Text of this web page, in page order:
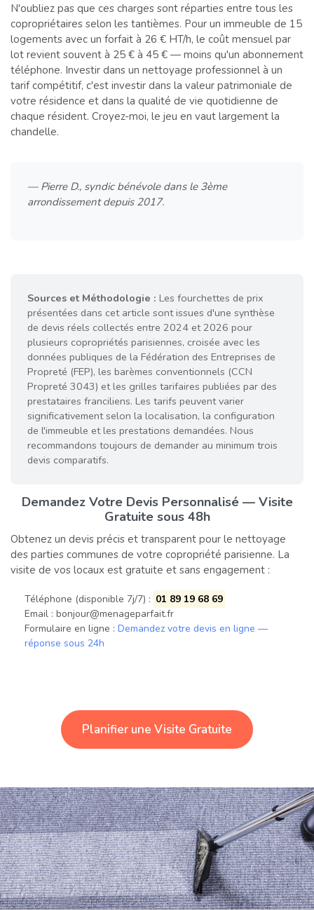
N'oubliez pas que ces charges sont réparties entre tous les
copropriétaires selon les tantièmes. Pour un immeuble de 15
logements avec un forfait à 26 € HT/h, le coût mensuel par
lot revient souvent à 25 € à 45 € — moins qu'un abonnement
téléphone. Investir dans un nettoyage professionnel à un
tarif compétitif, c'est investir dans la valeur patrimoniale de
votre résidence et dans la qualité de vie quotidienne de
chaque résident. Croyez-moi, le jeu en vaut largement la
chandelle.
— Pierre D., syndic bénévole dans le 3ème
arrondissement depuis 2017.
Sources et Méthodologie : Les fourchettes de prix
présentées dans cet article sont issues d'une synthèse
de devis réels collectés entre 2024 et 2026 pour
plusieurs copropriétés parisiennes, croisée avec les
données publiques de la Fédération des Entreprises de
Propreté (FEP), les barèmes conventionnels (CCN
Propreté 3043) et les grilles tarifaires publiées par des
prestataires franciliens. Les tarifs peuvent varier
significativement selon la localisation, la configuration
de l'immeuble et les prestations demandées. Nous
recommandons toujours de demander au minimum trois
devis comparatifs.
Demandez Votre Devis Personnalisé — Visite
Gratuite sous 48h
Obtenez un devis précis et transparent pour le nettoyage
des parties communes de votre copropriété parisienne. La
visite de vos locaux est gratuite et sans engagement :
Téléphone (disponible 7j/7) : 01 89 19 68 69
Email : bonjour@menageparfait.fr
Formulaire en ligne : Demandez votre devis en ligne —
réponse sous 24h
Planifier une Visite Gratuite